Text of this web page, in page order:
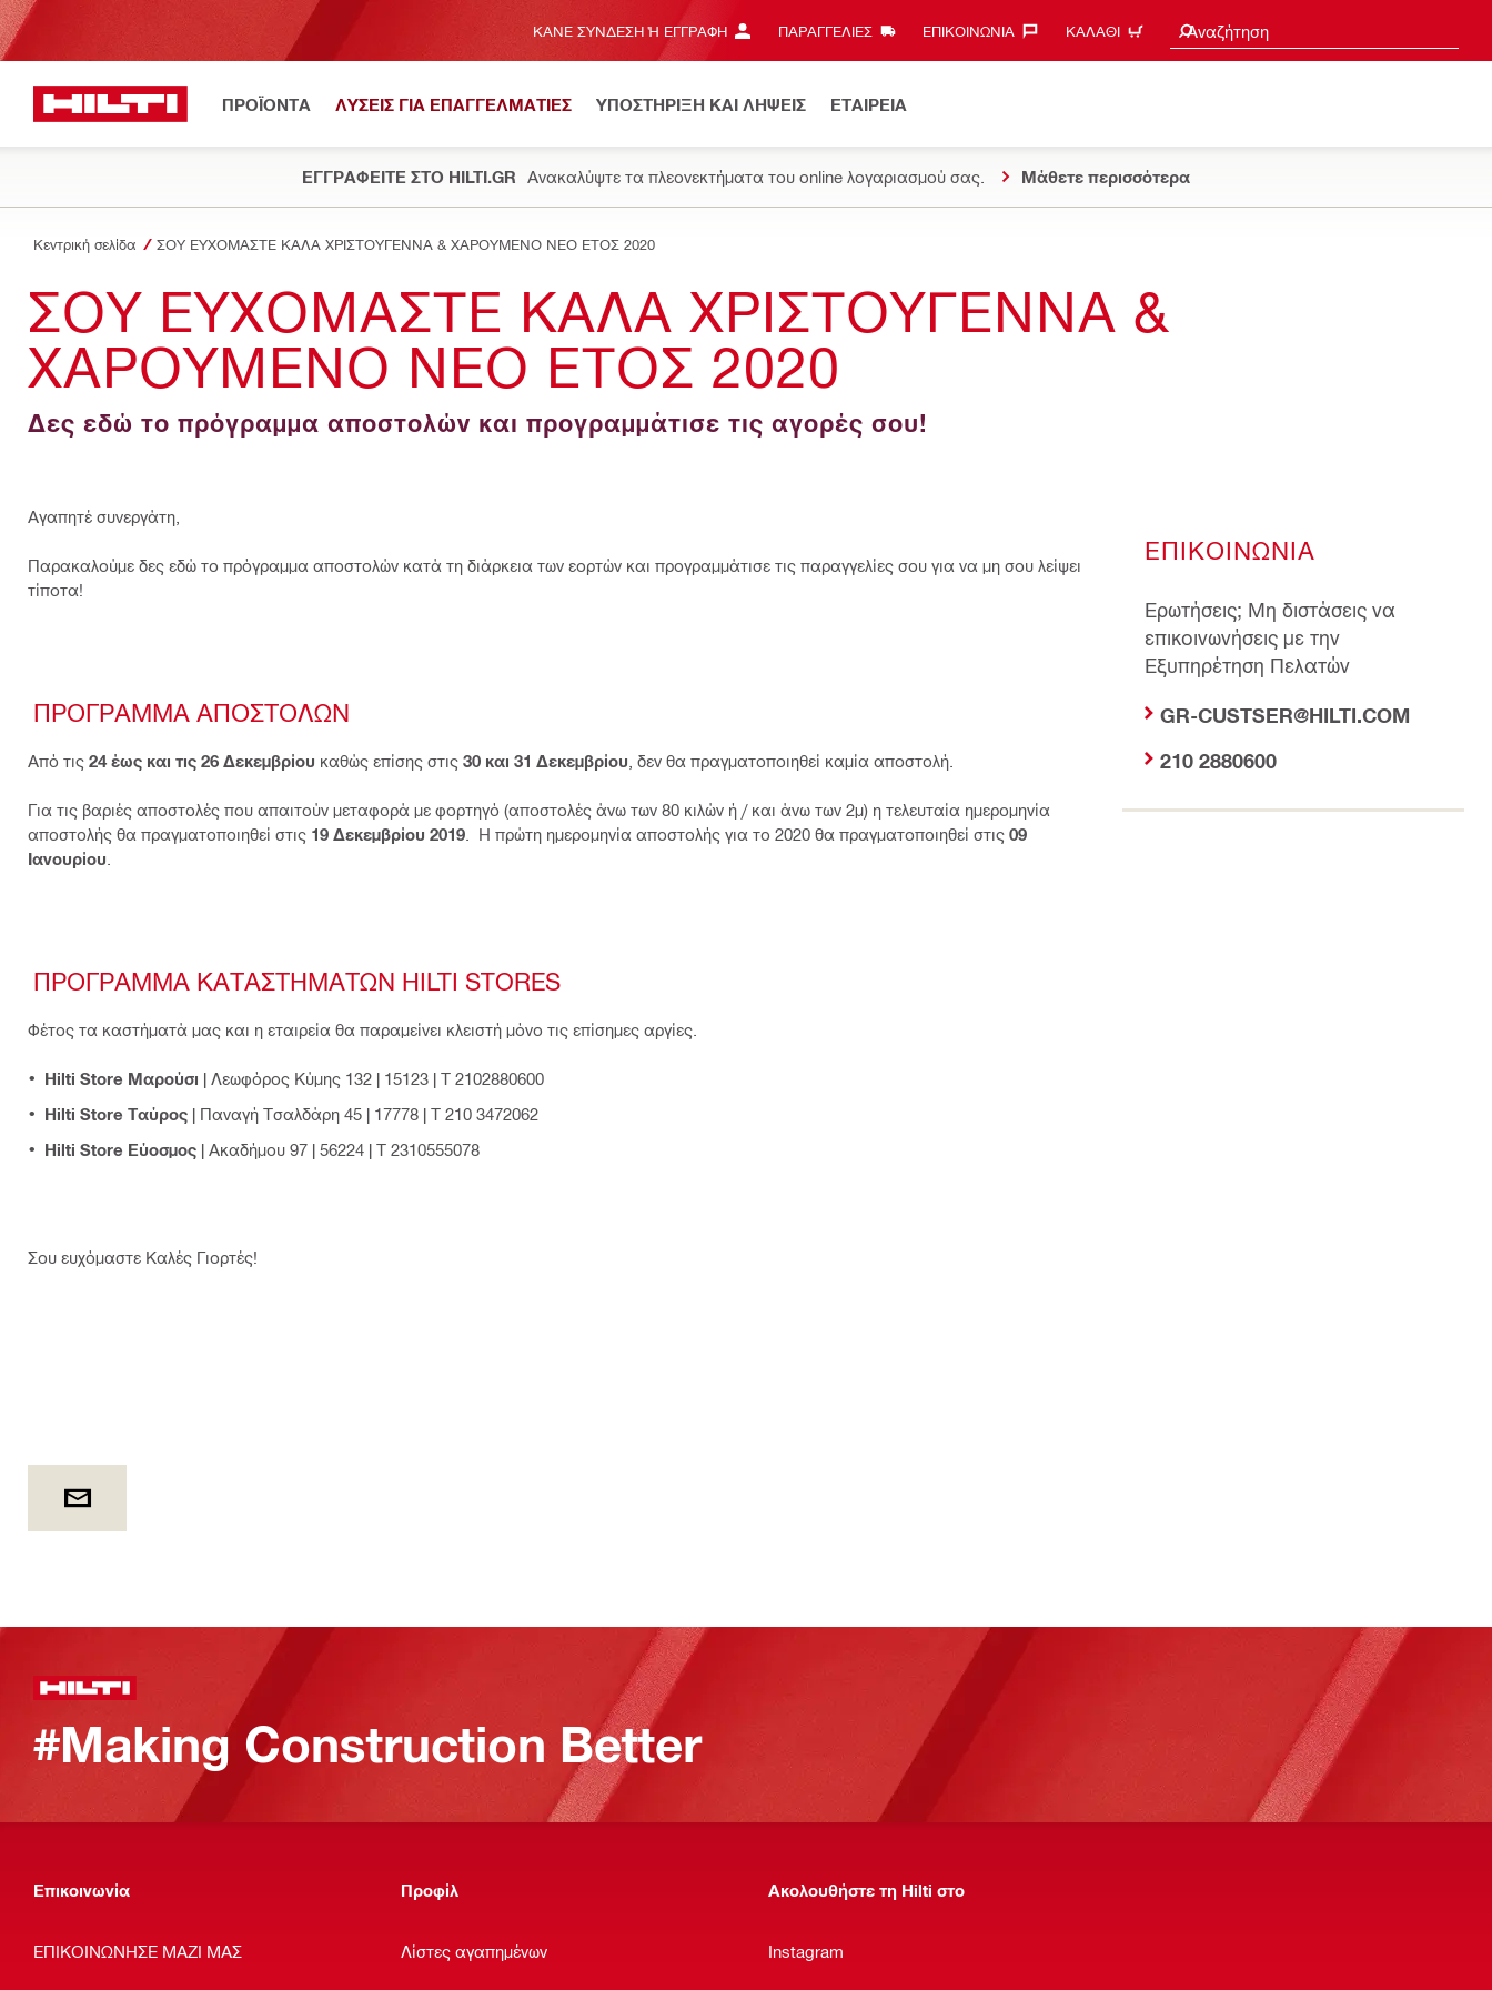
ΚΆΝΕ ΣΎΝΔΕΣΗ Ή ΕΓΓΡΑΦΉ ΠΑΡΑΓΓΕΛΙΕΣ ΕΠΙΚΟΙΝΩΝΊΑ‎ ΚΑΛΆΘΙ Αναζήτηση
Search suggestions
ΠΡΟΪΟΝΤΑ ΛΥΣΕΙΣ ΓΙΑ ΕΠΑΓΓΕΛΜΑΤΙΕΣ ΥΠΟΣΤΗΡΙΞΗ ΚΑΙ ΛΗΨΕΙΣ ΕΤΑΙΡΕΙΑ
ΕΓΓΡΑΦΕΙΤΕ ΣΤΟ HILTI.GR Ανακαλύψτε τα πλεονεκτήματα του online λογαριασμού σας. Μάθετε περισσότερα
Κεντρική σελίδα ΣΟΥ ΕΥΧΟΜΑΣΤΕ ΚΑΛΑ ΧΡΙΣΤΟΥΓΕΝΝΑ & ΧΑΡΟΥΜΕΝΟ ΝΕΟ ΕΤΟΣ 2020
ΣΟΥ ΕΥΧΟΜΑΣΤΕ ΚΑΛΑ ΧΡΙΣΤΟΥΓΕΝΝΑ &
ΧΑΡΟΥΜΕΝΟ ΝΕΟ ΕΤΟΣ 2020
Δες εδώ το πρόγραμμα αποστολών και προγραμμάτισε τις αγορές σου!
Αγαπητέ συνεργάτη,
Παρακαλούμε δες εδώ το πρόγραμμα αποστολών κατά τη διάρκεια των εορτών και προγραμμάτισε τις παραγγελίες σου για να μη σου λείψει
τίποτα!
ΠΡΟΓΡΑΜΜΑ ΑΠΟΣΤΟΛΩΝ
Από τις 24 έως και τις 26 Δεκεμβρίου καθώς επίσης στις 30 και 31 Δεκεμβρίου , δεν θα πραγματοποιηθεί καμία αποστολή.
Για τις βαριές αποστολές που απαιτούν μεταφορά με φορτηγό (αποστολές άνω των 80 κιλών ή / και άνω των 2μ) η τελευταία ημερομηνία
αποστολής θα πραγματοποιηθεί στις 19 Δεκεμβρίου 2019 . Η πρώτη ημερομηνία αποστολής για το 2020 θα πραγματοποιηθεί στις 09
Ιανουρίου
ΠΡΟΓΡΑΜΜΑ ΚΑΤΑΣΤΗΜΑΤΩΝ HILTI STORES
Φέτος τα καστήματά μας και η εταιρεία θα παραμείνει κλειστή μόνο τις επίσημες αργίες.
Hilti Store Μαρούσι | Λεωφόρος Κύμης 132 | 15123 | Τ 2102880600
Hilti Store Ταύρος | Παναγή Τσαλδάρη 45 | 17778 | Τ 210 3472062
Hilti Store Εύοσμος | Ακαδήμου 97 | 56224 | Τ 2310555078
Σου ευχόμαστε Καλές Γιορτές!
ΕΠΙΚΟΙΝΩΝΙΑ
Ερωτήσεις; Μη διστάσεις να
επικοινωνήσεις με την
Εξυπηρέτηση Πελατών
GR-CUSTSER@HILTI.COM
210 2880600
#Making Construction Better
Επικοινωνία
ΕΠΙΚΟΙΝΩΝΗΣΕ ΜΑΖΙ ΜΑΣ
Προφίλ
Λίστες αγαπημένων
Ακολουθήστε τη Hilti στο
Instagram